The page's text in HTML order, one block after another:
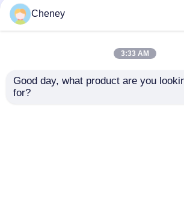
Q235 Gebogen van het
het Metaaldak van het
Bundels
Cheney
3:33 AM
Good day, what product are you
for?